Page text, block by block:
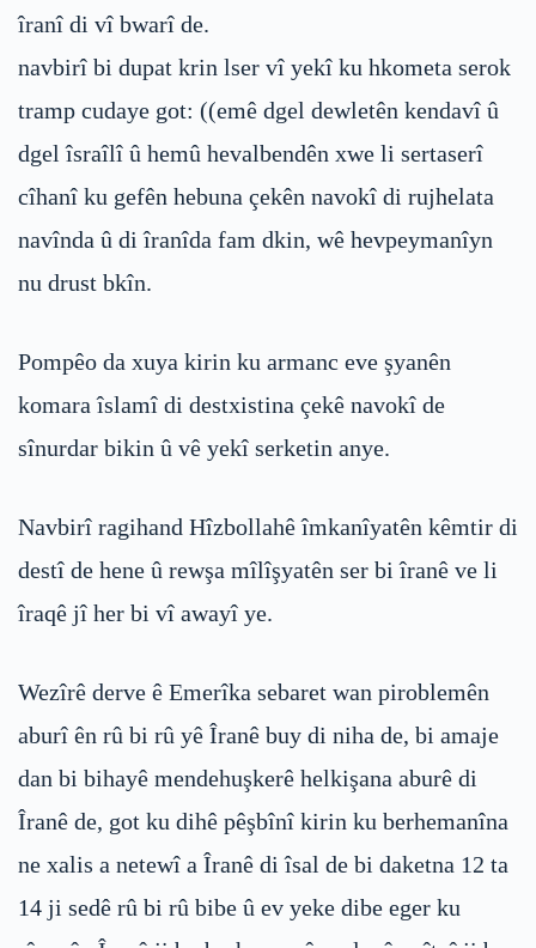
îranî di vî bwarî de.
navbirî bi dupat krin lser vî yekî ku hkometa serok
tramp cudaye got: ((emê dgel dewletên kendavî û
dgel îsraîlî û hemû hevalbendên xwe li sertaserî
cîhanî ku gefên hebuna çekên navokî di rujhelata
navînda û di îranîda fam dkin, wê hevpeymanîyn
nu drust bkîn.
Pompêo da xuya kirin ku armanc eve şyanên
komara îslamî di destxistina çekê navokî de
sînurdar bikin û vê yekî serketin anye.
Navbirî ragihand Hîzbollahê îmkanîyatên kêmtir di
destî de hene û rewşa mîlîşyatên ser bi îranê ve li
îraqê jî her bi vî awayî ye.
Wezîrê derve ê Emerîka sebaret wan piroblemên
aburî ên rû bi rû yê Îranê buy di niha de, bi amaje
dan bi bihayê mendehuşkerê helkişana aburê di
Îranê de, got ku dihê pêşbînî kirin ku berhemanîna
ne xalis a netewî a Îranê di îsal de bi daketna 12 ta
14 ji sedê rû bi rû bibe û ev yeke dibe eger ku